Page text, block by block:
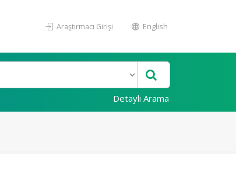
Araştırmacı Girişi English
Detaylı Arama